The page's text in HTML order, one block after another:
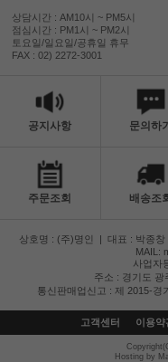
상담시간 : AM10시 ~ PM5시
점심시간 : PM1시 ~ PM2시
토요일/일요일/공휴일 휴무
FAX : 02) 2272-3001
공지사항 문의하기
주문조회 배송조
상호명 : (주)명인 | 대표 : 박종창
MAIL:
사업자
주소 : 경기도 광
통신판매업신고 : 제 2015-경
고객센터 이용약
Hosting by